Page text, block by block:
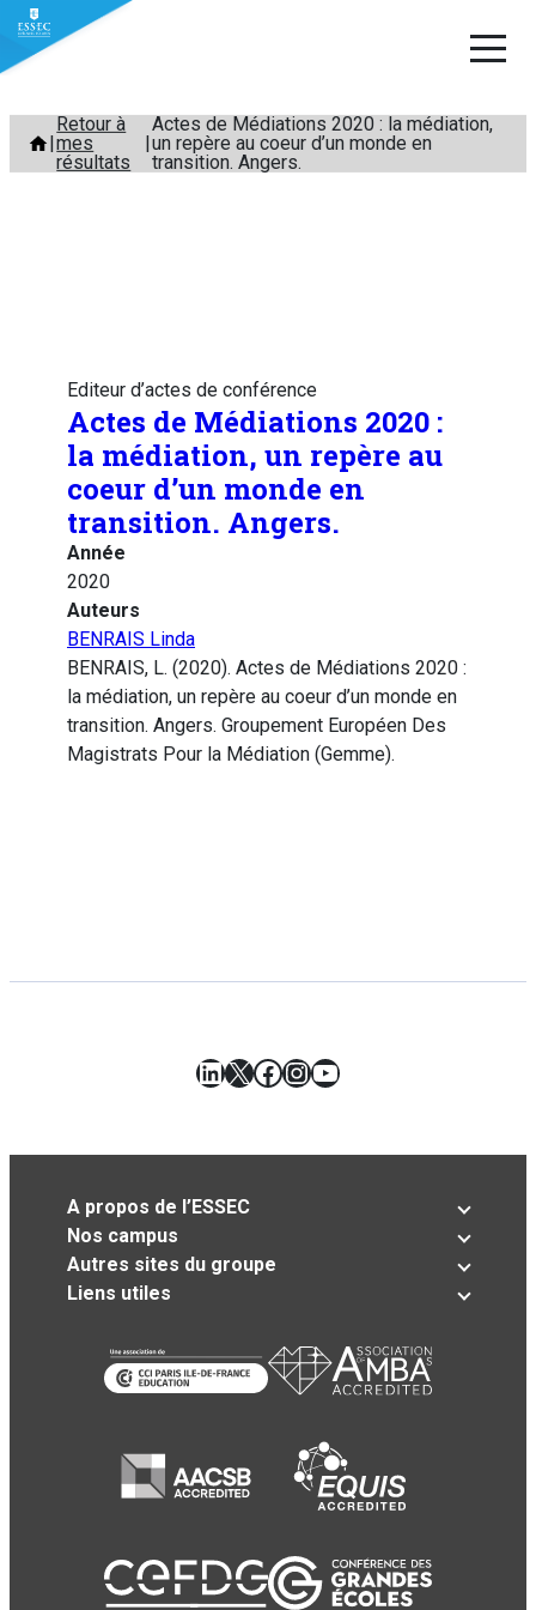
Aller
contenu
Retour à
mes
résultats
Actes de Médiations 2020 : la médiation,
un repère au coeur d’un monde en
transition. Angers.
Editeur d’actes de conférence
Actes de Médiations 2020 :
la médiation, un repère au
coeur d’un monde en
transition. Angers.
Année
2020
Auteurs
BENRAIS Linda
BENRAIS, L. (2020). Actes de Médiations 2020 :
la médiation, un repère au coeur d’un monde en
transition. Angers. Groupement Européen Des
Magistrats Pour la Médiation (Gemme).
LinkedIn
X Facebook
Instagram
YouTube
A propos de l’ESSEC
Nos campus
Autres sites du groupe
Liens utiles